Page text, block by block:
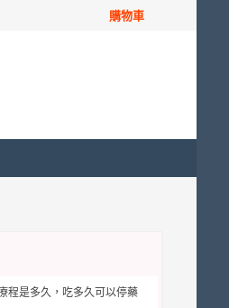
購物車
程是多久，吃多久可以停藥